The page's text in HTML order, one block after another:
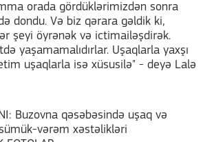
orada gördüklərimizdən sonra
dondu. Və biz qərara gəldik ki,
şeyi öyrənək və ictimailəşdirək.
yaşamamalıdırlar. Uşaqlarla yaxşı
uşaqlarla isə xüsusilə" - deyə Lalə